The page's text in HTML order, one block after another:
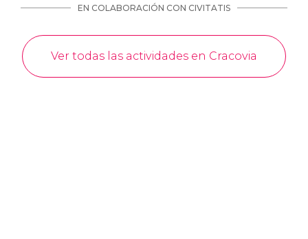
EN COLABORACIÓN CON CIVITATIS
Ver todas las actividades en Cracovia